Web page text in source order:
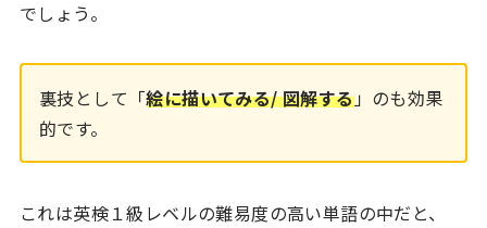
でしょう。
裏技として「絵に描いてみる/ 図解する」のも効果
的です。
これは英検１級レベルの難易度の高い単語の中だと、